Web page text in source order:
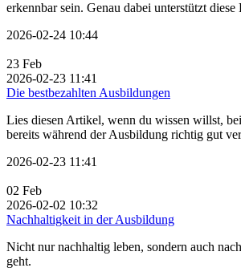
erkennbar sein. Genau dabei unterstützt
2026-02-24 10:44
23 Feb
2026-02-23 11:41
Die bestbezahlten Ausbildungen
Lies diesen Artikel, wenn du wissen willst,
bereits während der Ausbildung richtig gut
2026-02-23 11:41
02 Feb
2026-02-02 10:32
Nachhaltigkeit in der Ausbildung
Nicht nur nachhaltig leben, sondern auch
geht.